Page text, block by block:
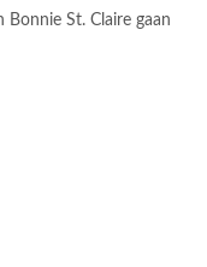
St. Claire gaan